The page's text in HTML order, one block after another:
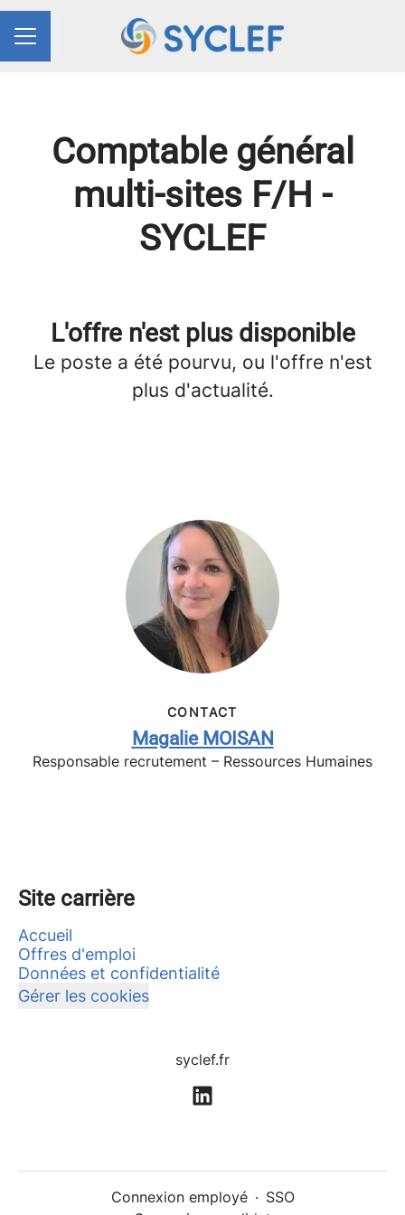
MENU CARRIÈRE
Partager la page
Comptable général
multi-sites F/H -
SYCLEF
L'offre n'est plus disponible
Le poste a été pourvu, ou l'offre n'est
plus d'actualité.
CONTACT
Magalie MOISAN
Responsable recrutement – Ressources Humaines
Site carrière
Accueil
Offres d'emploi
Données et confidentialité
Gérer les cookies
syclef.fr
Connexion employé · SSO